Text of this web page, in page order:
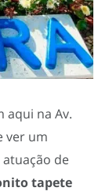
aqui na Av.
ver um
atuação de
tapete